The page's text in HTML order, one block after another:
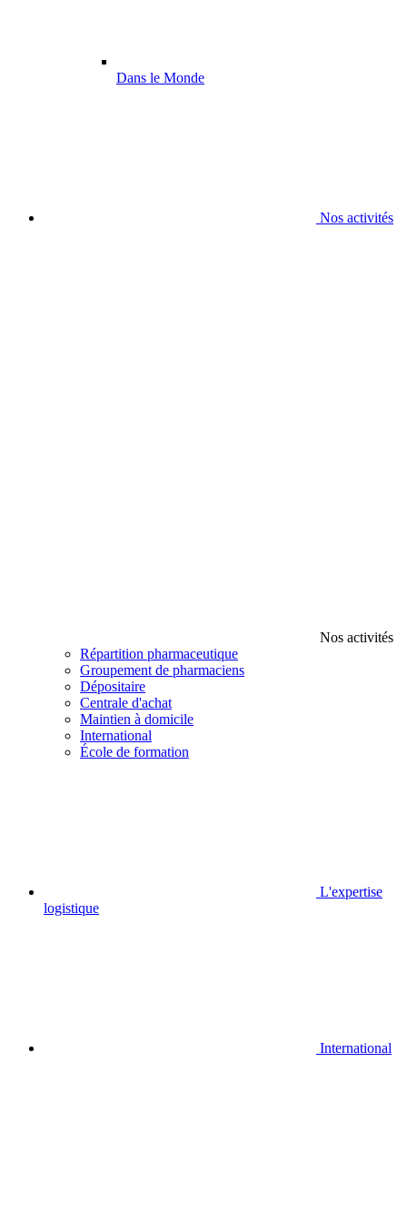
Dans le Monde
Nos activités
Nos activités
Répartition pharmaceutique
Groupement de pharmaciens
Dépositaire
Centrale d'achat
Maintien à domicile
International
École de formation
L'expertise
logistique
International